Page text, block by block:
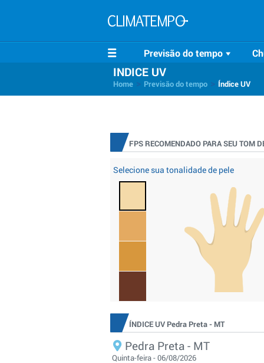
Previsão do tempo
INDICE UV
Home Previsão do tempo Índice UV
FPS RECOMENDADO PARA SEU TOM
Selecione sua tonalidade de pele
ÍNDICE UV Pedra Preta - MT
Pedra Preta - MT
Quinta-feira - 06/08/2026